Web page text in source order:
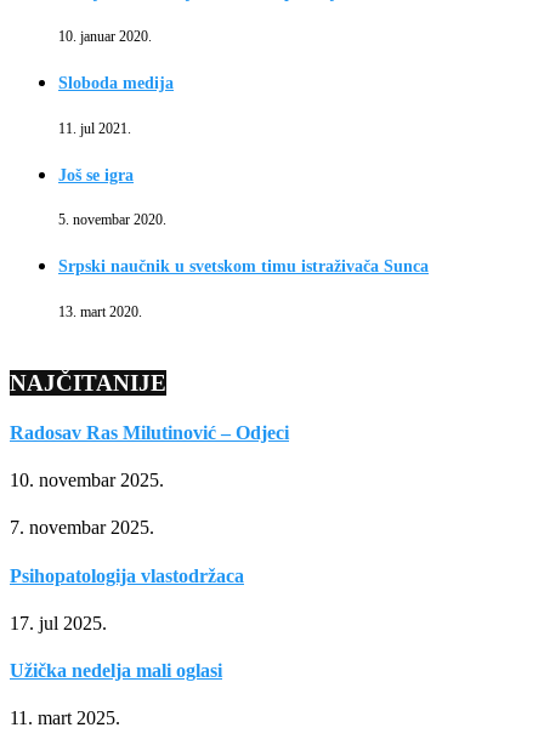
10. januar 2020.
Sloboda medija
11. jul 2021.
Još se igra
5. novembar 2020.
Srpski naučnik u svetskom timu istraživača Sunca
13. mart 2020.
NAJČITANIJE
Radosav Ras Milutinović – Odjeci
10. novembar 2025.
7. novembar 2025.
Psihopatologija vlastodržaca
17. jul 2025.
Užička nedelja mali oglasi
11. mart 2025.